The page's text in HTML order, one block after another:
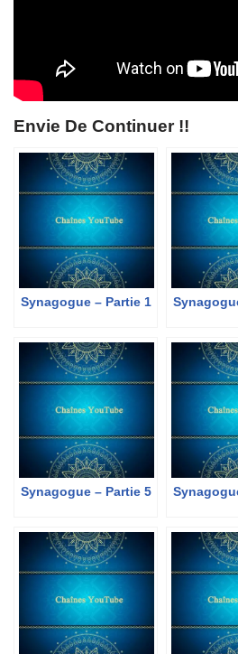
Envie De Continuer !!
Synagogue – Partie 1
Synagogue – Partie 5